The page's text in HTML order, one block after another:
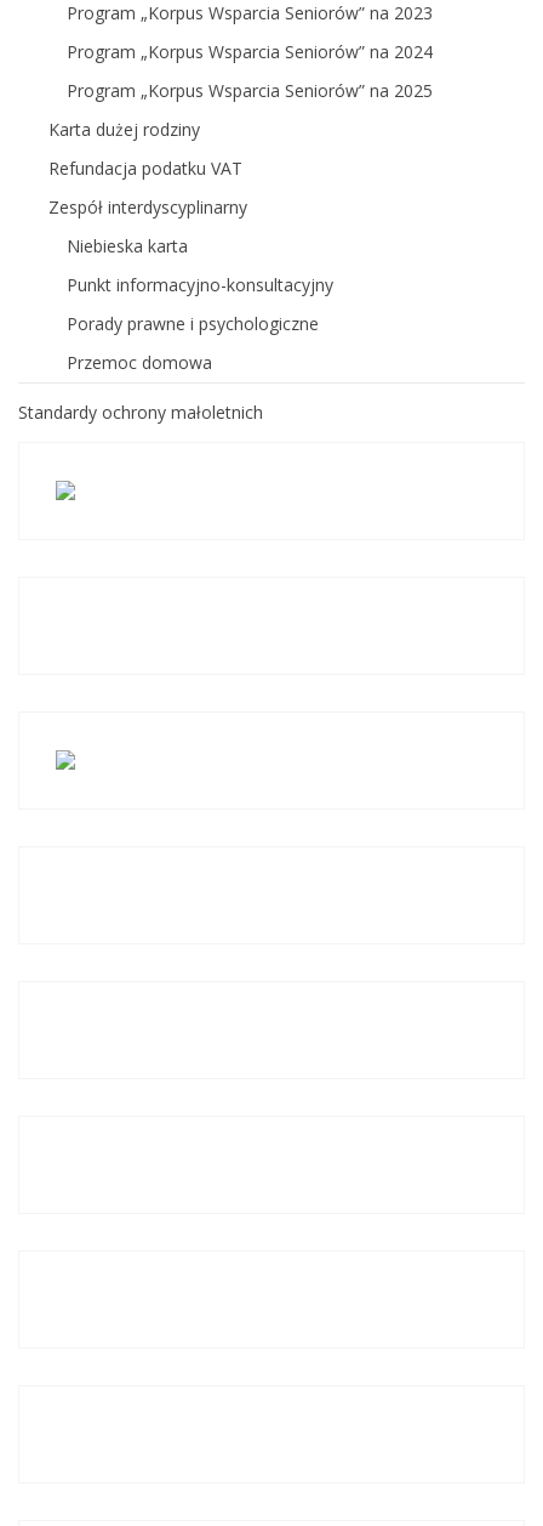
Program „Korpus Wsparcia Seniorów” na 2023
Program „Korpus Wsparcia Seniorów” na 2024
Program „Korpus Wsparcia Seniorów” na 2025
Karta dużej rodziny
Refundacja podatku VAT
Zespół interdyscyplinarny
Niebieska karta
Punkt informacyjno-konsultacyjny
Porady prawne i psychologiczne
Przemoc domowa
Standardy ochrony małoletnich